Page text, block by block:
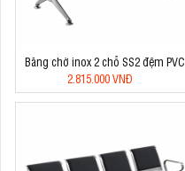
Băng chờ inox 2 chỗ SS2 đệm PVC
2.815.000 VNĐ